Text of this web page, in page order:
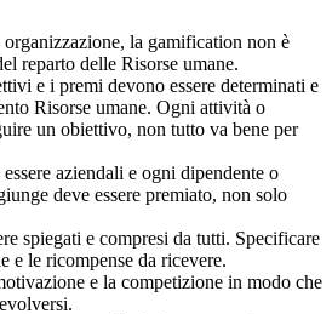
la gamification non è
reparto delle Risorse umane.
e i premi devono essere determinati e
Risorse umane. Ogni attività o
un obiettivo, non tutto va bene per
aziendali e ogni dipendente o
deve essere premiato, non solo
spiegati e compresi da tutti. Specificare
e le ricompense da ricevere.
e la competizione in modo che